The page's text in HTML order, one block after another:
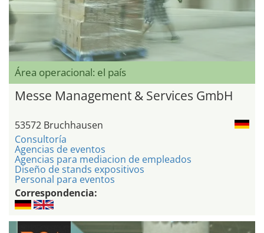
Área operacional: el país
Messe Management & Services GmbH
53572 Bruchhausen
Consultoría
Agencias de eventos
Agencias para mediacion de empleados
Diseño de stands expositivos
Personal para eventos
Correspondencia: